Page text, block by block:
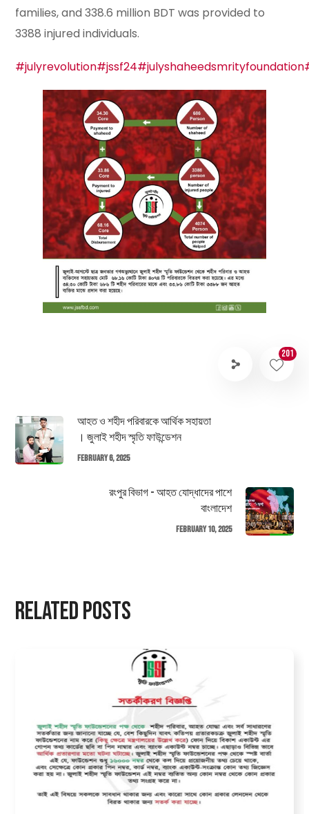
families, and 338.6 million BDT was provided to
3388 injured individuals.
#julyrevolution#jssf24#julyshaheedsmrityfoundation
201
আহত ও শহীদ পরিবারকে আর্থিক সহায়তা
। জুলাই শহীদ স্মৃতি ফাউন্ডেশন
February 6, 2025
রংপুর বিভাগ - আহত যোদ্ধাদের পাশে
বাংলাদেশ
February 10, 2025
Related Posts